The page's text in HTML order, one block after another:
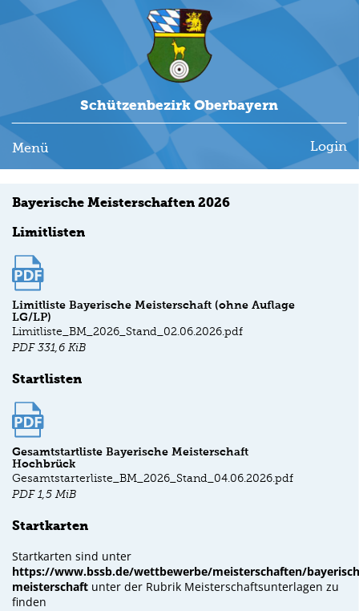
Schützenbezirk Oberbayern
Menü Login
Bayerische Meisterschaften 2026
Limitlisten
Limitliste Bayerische Meisterschaft (ohne Auflage
LG/LP)
Limitliste_BM_2026_Stand_02.06.2026.pdf
PDF 331,6 KiB
Startlisten
Gesamtstartliste Bayerische Meisterschaft
Hochbrück
Gesamtstarterliste_BM_2026_Stand_04.06.2026.pdf
PDF 1,5 MiB
Startkarten
Startkarten sind unter
https://www.bssb.de/wettbewerbe/meisterschaften/
meisterschaft unter der Rubrik Meisterschaftsunterlagen zu
finden